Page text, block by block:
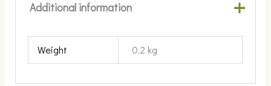
Additional information
Weight 0.2 kg